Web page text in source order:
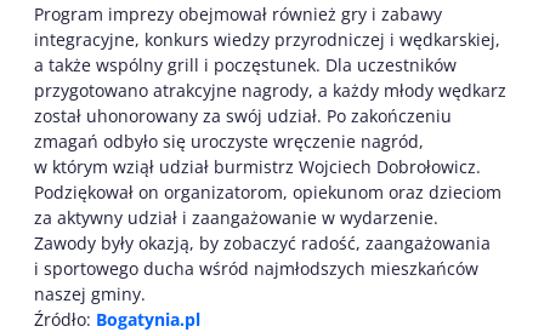
Program imprezy obejmował również gry i zabawy
integracyjne, konkurs wiedzy przyrodniczej i wędkarskiej,
a także wspólny grill i poczęstunek. Dla uczestników
przygotowano atrakcyjne nagrody, a każdy młody wędkarz
został uhonorowany za swój udział. Po zakończeniu
zmagań odbyło się uroczyste wręczenie nagród,
w którym wziął udział burmistrz Wojciech Dobrołowicz.
Podziękował on organizatorom, opiekunom oraz dzieciom
za aktywny udział i zaangażowanie w wydarzenie.
Zawody były okazją, by zobaczyć radość, zaangażowania
i sportowego ducha wśród najmłodszych mieszkańców
naszej gminy.
Źródło: Bogatynia.pl